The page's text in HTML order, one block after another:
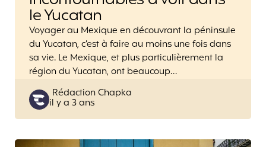
le Yucatan
Voyager au Mexique en découvrant la péninsule
du Yucatan, c’est à faire au moins une fois dans
sa vie. Le Mexique, et plus particulièrement la
région du Yucatan, ont beaucoup…
Posted
by
Rédaction Chapka
il y a 3 ans